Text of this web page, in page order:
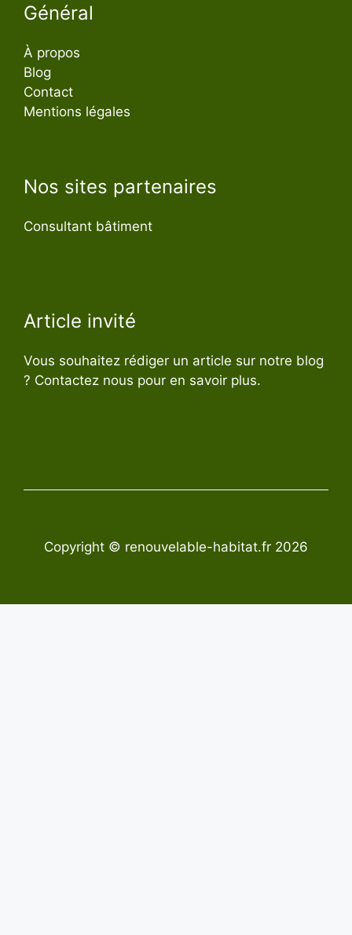
Général
À propos
Blog
Contact
Mentions légales
Nos sites partenaires
Consultant bâtiment
Article invité
Vous souhaitez rédiger un article sur notre blog
? Contactez nous pour en savoir plus.
Copyright © renouvelable-habitat.fr 2026